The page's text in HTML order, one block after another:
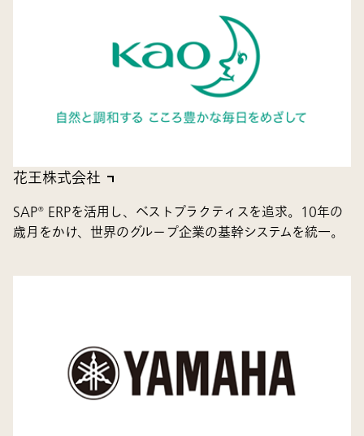
花王株式会社
SAP® ERPを活用し、ベストプラクティスを追求。10年の
歳月をかけ、世界のグループ企業の基幹システムを統一。